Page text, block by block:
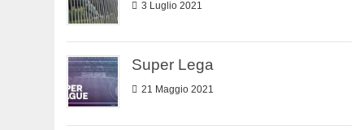
3 Luglio 2021
Super Lega
21 Maggio 2021